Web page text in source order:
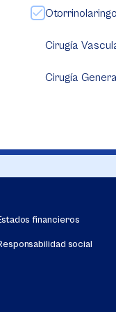
Cirugía
Cirugía General
financieros
social